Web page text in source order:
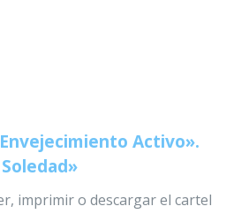
Activo».
imprimir o descargar el cartel